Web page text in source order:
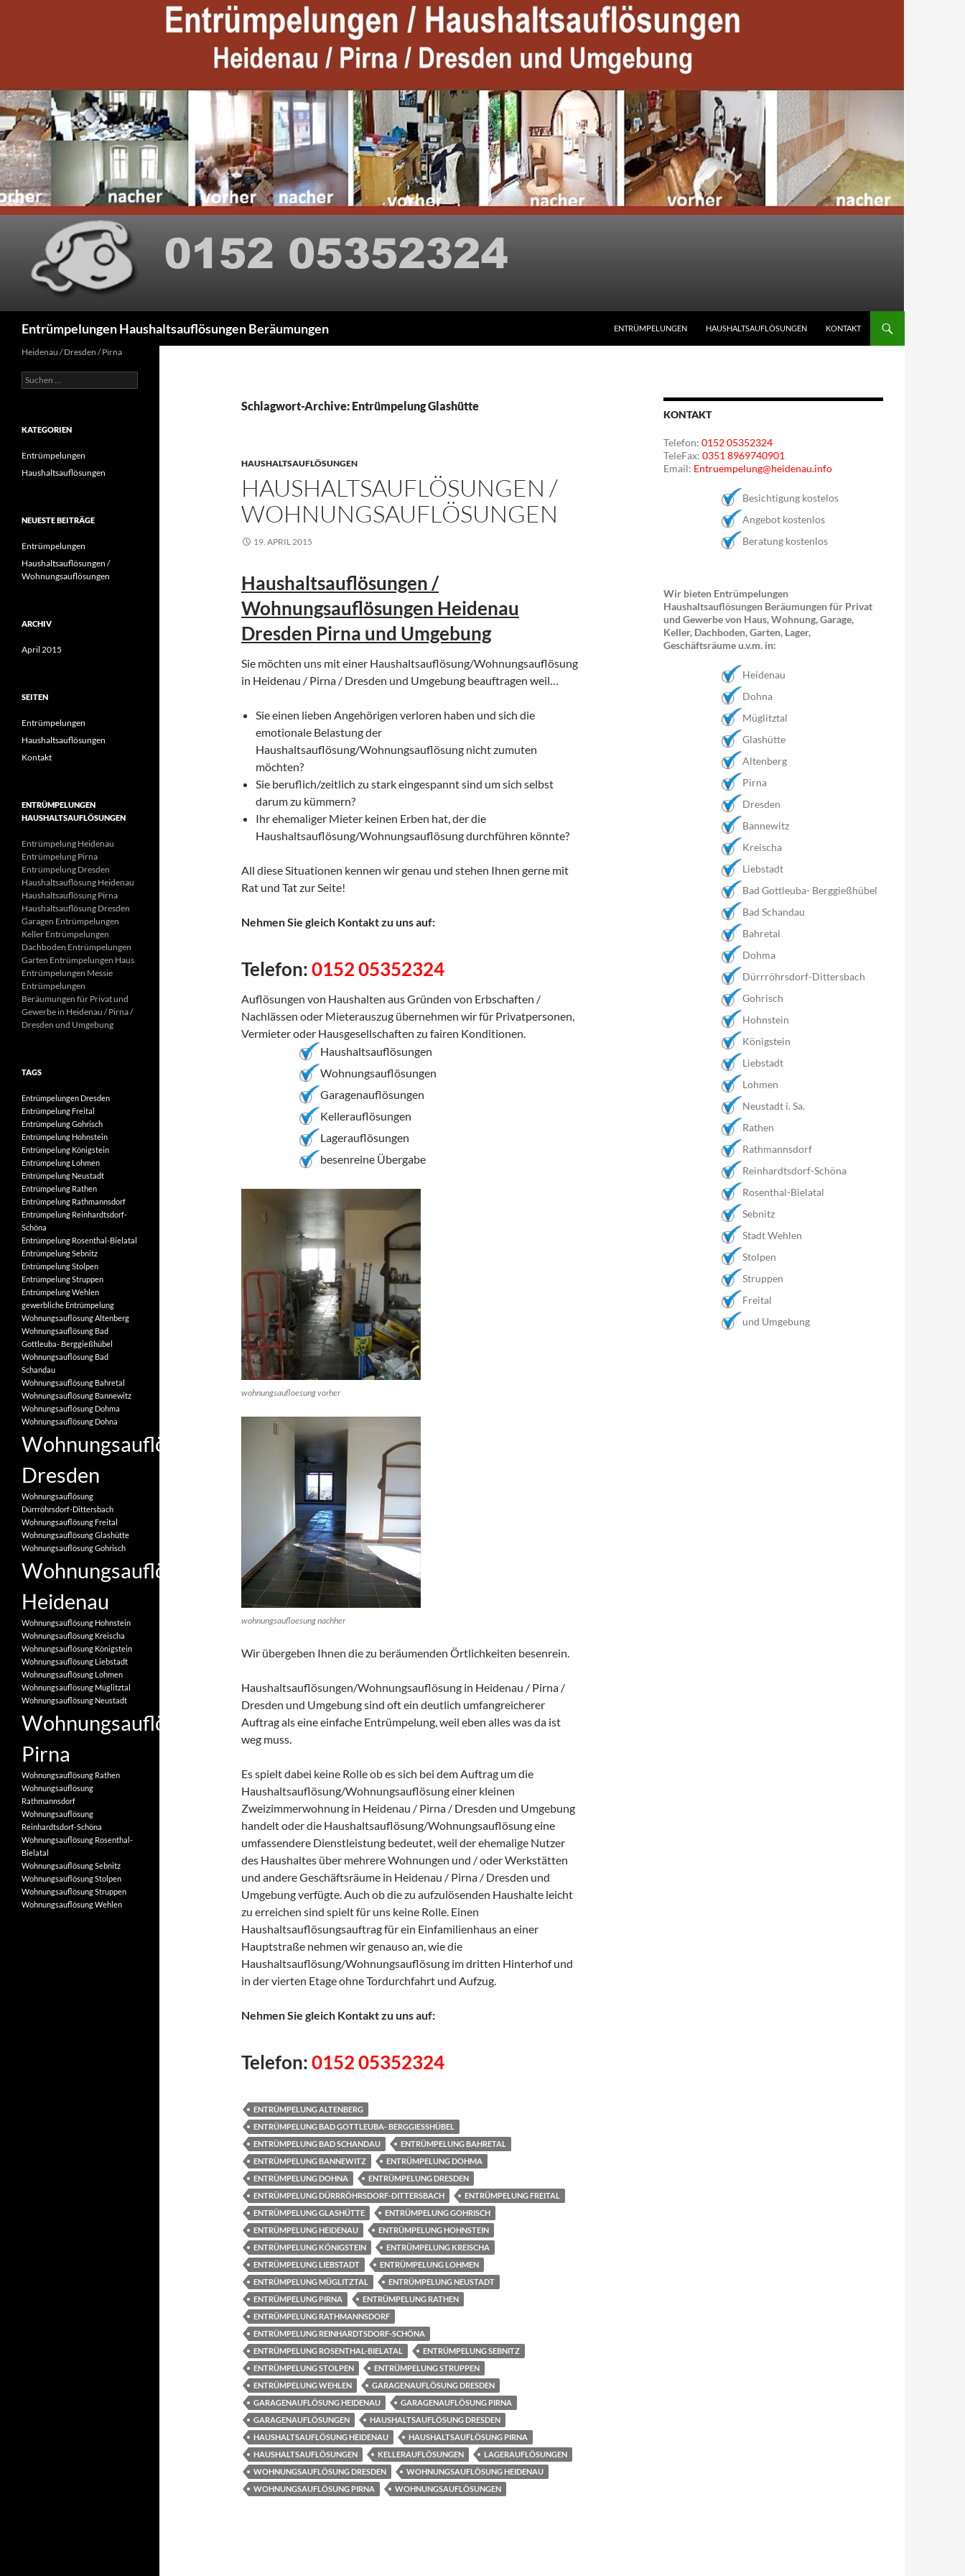
Entrümpelungen Haushaltsauflösungen Beräumungen
ENTRÜMPELUNGEN
HAUSHALTSAUFLÖSUNGEN KONTAKT
Schlagwort-Archive: Entrümpelung Glashütte
HAUSHALTSAUFLÖSUNGEN
HAUSHALTSAUFLÖSUNGEN /
WOHNUNGSAUFLÖSUNGEN
19. APRIL 2015
Haushaltsauflösungen /
Wohnungsauflösungen Heidenau
Dresden Pirna und Umgebung
Sie möchten uns mit einer Haushaltsauflösung/Wohnungsauflösung
in Heidenau / Pirna / Dresden und Umgebung beauftragen weil…
Sie einen lieben Angehörigen verloren haben und sich die
emotionale Belastung der
Haushaltsauflösung/Wohnungsauflösung nicht zumuten
möchten?
Sie beruflich/zeitlich zu stark eingespannt sind um sich selbst
darum zu kümmern?
Ihr ehemaliger Mieter keinen Erben hat, der die
Haushaltsauflösung/Wohnungsauflösung durchführen könnte?
All diese Situationen kennen wir genau und stehen Ihnen gerne mit
Rat und Tat zur Seite!
Nehmen Sie gleich Kontakt zu uns auf:
Telefon:0152 05352324
Auflösungen von Haushalten aus Gründen von Erbschaften /
Nachlässen oder Mieterauszug übernehmen wir für Privatpersonen,
Vermieter oder Hausgesellschaften zu fairen Konditionen.
Haushaltsauflösungen
Wohnungsauflösungen
Garagenauflösungen
Kellerauflösungen
Lagerauflösungen
besenreine Übergabe
wohnungsaufloesung vorher
wohnungsaufloesung nachher
Wir übergeben Ihnen die zu beräumenden Örtlichkeiten besenrein.
Haushaltsauflösungen/Wohnungsauflösung in Heidenau / Pirna /
Dresden und Umgebung sind oft ein deutlich umfangreicherer
Auftrag als eine einfache Entrümpelung, weil eben alles was da ist
weg muss.
Es spielt dabei keine Rolle ob es sich bei dem Auftrag um die
Haushaltsauflösung/Wohnungsauflösung einer kleinen
Zweizimmerwohnung in Heidenau / Pirna / Dresden und Umgebung
handelt oder die Haushaltsauflösung/Wohnungsauflösung eine
umfassendere Dienstleistung bedeutet, weil der ehemalige Nutzer
des Haushaltes über mehrere Wohnungen und / oder Werkstätten
und andere Geschäftsräume in Heidenau / Pirna / Dresden und
Umgebung verfügte. Auch ob die zu aufzulösenden Haushalte leicht
zu erreichen sind spielt für uns keine Rolle. Einen
Haushaltsauflösungsauftrag für ein Einfamilienhaus an einer
Hauptstraße nehmen wir genauso an, wie die
Haushaltsauflösung/Wohnungsauflösung im dritten Hinterhof und
in der vierten Etage ohne Tordurchfahrt und Aufzug.
Nehmen Sie gleich Kontakt zu uns auf:
Telefon:0152 05352324
ENTRÜMPELUNG ALTENBERG
ENTRÜMPELUNG BAD GOTTLEUBA- BERGGIESSHÜBEL
ENTRÜMPELUNG BAD SCHANDAU
ENTRÜMPELUNG BAHRETAL
ENTRÜMPELUNG BANNEWITZ
ENTRÜMPELUNG DOHMA
ENTRÜMPELUNG DOHNA
ENTRÜMPELUNG DRESDEN
ENTRÜMPELUNG DÜRRRÖHRSDORF-DITTERSBACH
ENTRÜMPELUNG FREITAL
ENTRÜMPELUNG GLASHÜTTE
ENTRÜMPELUNG GOHRISCH
ENTRÜMPELUNG HEIDENAU
ENTRÜMPELUNG HOHNSTEIN
ENTRÜMPELUNG KÖNIGSTEIN
ENTRÜMPELUNG KREISCHA
ENTRÜMPELUNG LIEBSTADT
ENTRÜMPELUNG LOHMEN
ENTRÜMPELUNG MÜGLITZTAL
ENTRÜMPELUNG NEUSTADT
ENTRÜMPELUNG PIRNA
ENTRÜMPELUNG RATHEN
ENTRÜMPELUNG RATHMANNSDORF
ENTRÜMPELUNG REINHARDTSDORF-SCHÖNA
ENTRÜMPELUNG ROSENTHAL-BIELATAL
ENTRÜMPELUNG SEBNITZ
ENTRÜMPELUNG STOLPEN
ENTRÜMPELUNG STRUPPEN
ENTRÜMPELUNG WEHLEN
GARAGENAUFLÖSUNG DRESDEN
GARAGENAUFLÖSUNG HEIDENAU
GARAGENAUFLÖSUNG PIRNA
GARAGENAUFLÖSUNGEN
HAUSHALTSAUFLÖSUNG DRESDEN
HAUSHALTSAUFLÖSUNG HEIDENAU
HAUSHALTSAUFLÖSUNG PIRNA
HAUSHALTSAUFLÖSUNGEN
KELLERAUFLÖSUNGEN
LAGERAUFLÖSUNGEN
WOHNUNGSAUFLÖSUNG DRESDEN
WOHNUNGSAUFLÖSUNG HEIDENAU
WOHNUNGSAUFLÖSUNG PIRNA
WOHNUNGSAUFLÖSUNGEN
KONTAKT
Telefon: 0152 05352324
TeleFax: 0351 8969740901
Email: Entruempelung@heidenau.info
Besichtigung kostelos
Angebot kostenlos
Beratung kostenlos
Wir bieten Entrümpelungen
Haushaltsauflösungen Beräumungen für Privat
und Gewerbe von Haus, Wohnung, Garage,
Keller, Dachboden, Garten, Lager,
Geschäftsräume u.v.m. in:
Heidenau
Dohna
Müglitztal
Glashütte
Altenberg
Pirna
Dresden
Bannewitz
Kreischa
Liebstadt
Bad Gottleuba- Berggießhübel
Bad Schandau
Bahretal
Dohma
Dürrröhrsdorf-Dittersbach
Gohrisch
Hohnstein
Königstein
Liebstadt
Lohmen
Neustadt i. Sa.
Rathen
Rathmannsdorf
Reinhardtsdorf-Schöna
Rosenthal-Bielatal
Sebnitz
Stadt Wehlen
Stolpen
Struppen
Freital
und Umgebung
Heidenau / Dresden / Pirna
Suchen
nach:
KATEGORIEN
Entrümpelungen
Haushaltsauflösungen
NEUESTE BEITRÄGE
Entrümpelungen
Haushaltsauflösungen /
Wohnungsauflösungen
ARCHIV
April 2015
SEITEN
Entrümpelungen
Haushaltsauflösungen
Kontakt
ENTRÜMPELUNGEN
HAUSHALTSAUFLÖSUNGEN
Entrümpelung Heidenau
Entrümpelung Pirna
Entrümpelung Dresden
Haushaltsauflösung Heidenau
Haushaltsauflösung Pirna
Haushaltsauflösung Dresden
Garagen Entrümpelungen
Keller Entrümpelungen
Dachboden Entrümpelungen
Garten Entrümpelungen Haus
Entrümpelungen Messie
Entrümpelungen
Beräumungen für Privat und
Gewerbe in Heidenau / Pirna /
Dresden und Umgebung
TAGS
Entrümpelungen Dresden
Entrümpelung Freital
Entrümpelung Gohrisch
Entrümpelung Hohnstein
Entrümpelung Königstein
Entrümpelung Lohmen
Entrümpelung Neustadt
Entrümpelung Rathen
Entrümpelung Rathmannsdorf
Entrümpelung Reinhardtsdorf-
Schöna
Entrümpelung Rosenthal-Bielatal
Entrümpelung Sebnitz
Entrümpelung Stolpen
Entrümpelung Struppen
Entrümpelung Wehlen
gewerbliche Entrümpelung
Wohnungsauflösung Altenberg
Wohnungsauflösung Bad
Gottleuba- Berggießhübel
Wohnungsauflösung Bad
Schandau
Wohnungsauflösung Bahretal
Wohnungsauflösung Bannewitz
Wohnungsauflösung Dohma
Wohnungsauflösung Dohna
Wohnungsauflösung
Dresden
Wohnungsauflösung
Dürrröhrsdorf-Dittersbach
Wohnungsauflösung Freital
Wohnungsauflösung Glashütte
Wohnungsauflösung Gohrisch
Wohnungsauflösung
Heidenau
Wohnungsauflösung Hohnstein
Wohnungsauflösung Kreischa
Wohnungsauflösung Königstein
Wohnungsauflösung Liebstadt
Wohnungsauflösung Lohmen
Wohnungsauflösung Müglitztal
Wohnungsauflösung Neustadt
Wohnungsauflösung
Pirna
Wohnungsauflösung Rathen
Wohnungsauflösung
Rathmannsdorf
Wohnungsauflösung
Reinhardtsdorf-Schöna
Wohnungsauflösung Rosenthal-
Bielatal
Wohnungsauflösung Sebnitz
Wohnungsauflösung Stolpen
Wohnungsauflösung Struppen
Wohnungsauflösung Wehlen